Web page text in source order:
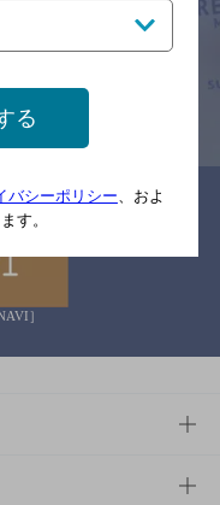
すようお願い申し上げま
］
る
バシーポリシー 、およ
す。